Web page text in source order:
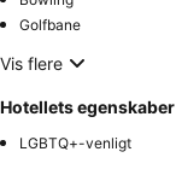
Golfbane
Vis flere
Hotellets egenskaber
LGBTQ+-venligt